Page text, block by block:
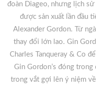
đoàn Diageo, nhưng lịch
được sản xuất lần đầu
Alexander Gordon. Từ
thay đổi lớn lao. Gin
Charles Tanqueray & Co
Gin Gordon’s đóng
trong vắt gợi lên ý niệm